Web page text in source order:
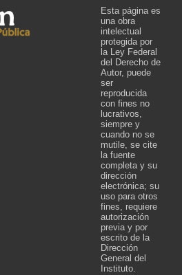
Esta página es
una obra
intelectual
protegida por
la Ley Federal
del Derecho de
Autor, puede
ser
reproducida
con fines no
lucrativos,
siempre y
cuando no se
mutile, se cite
la fuente
completa y su
dirección
electrónica; su
uso para otros
fines, requiere
autorización
previa y por
escrito de la
Dirección
General del
Instituto.